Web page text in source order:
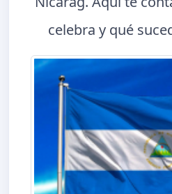
celebra y qué